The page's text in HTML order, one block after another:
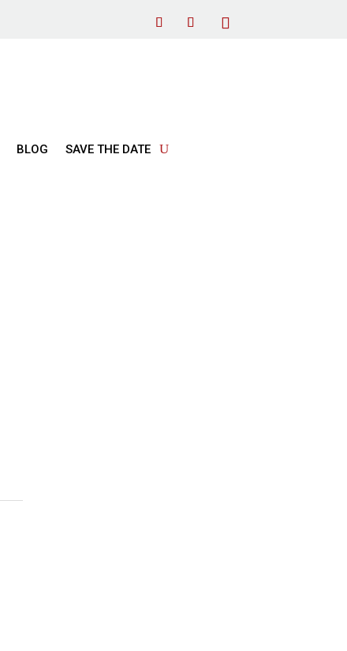
BLOG SAVE THE DATE